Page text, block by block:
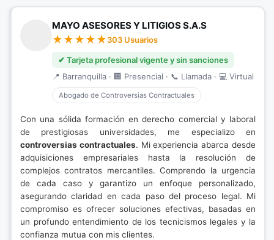
MAYO ASESORES Y LITIGIOS S.A.S
303 Usuarios
✔ Tarjeta profesional vigente y sin sanciones
📍 Barranquilla · 🏢 Presencial · 📞 Llamada · 💻 Virtual
Abogado de Controversias Contractuales
Con una sólida formación en derecho comercial y laboral
de prestigiosas universidades, me especializo en
controversias contractuales. Mi experiencia abarca desde
adquisiciones empresariales hasta la resolución de
complejos contratos mercantiles. Comprendo la urgencia
de cada caso y garantizo un enfoque personalizado,
asegurando claridad en cada paso del proceso legal. Mi
compromiso es ofrecer soluciones efectivas, basadas en
un profundo entendimiento de los tecnicismos legales y la
confianza mutua con mis clientes.